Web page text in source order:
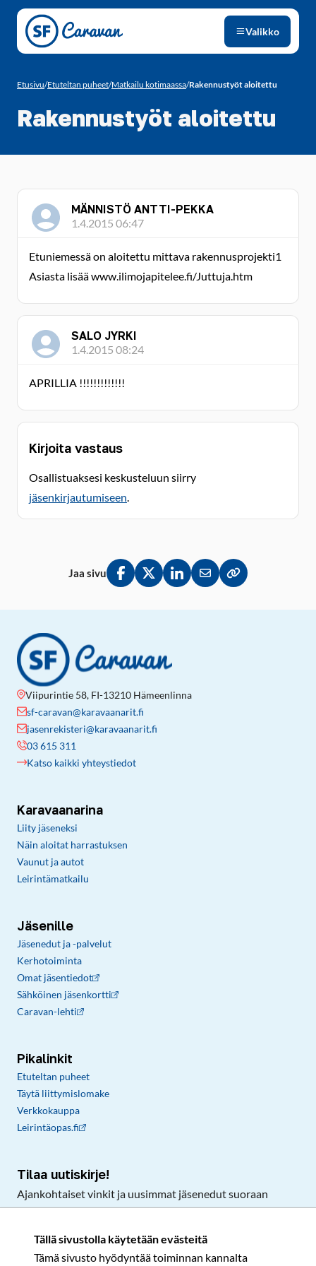
Tällä sivustolla käytetään evästeitä
Tämä sivusto hyödyntää toiminnan kannalta
Siirry sivun sisältöön
Valikko
Etusivu/Etuteltan puheet/Matkailu kotimaassa/Rakennustyöt aloitettu
Rakennustyöt aloitettu
MÄNNISTÖ ANTTI-PEKKA
1.4.2015 06:47
Etuniemessä on aloitettu mittava rakennusprojekti1
Asiasta lisää www.ilimojapitelee.fi/Juttuja.htm
SALO JYRKI
1.4.2015 08:24
APRILLIA !!!!!!!!!!!!!
Kirjoita vastaus
Osallistuaksesi keskusteluun siirry
jäsenkirjautumiseen.
Jaa sivu
Jaa Facebookissa
Jaa Twitterissä
Jaa LinkedInissä
Jaa sähköpostitse
Kopioi linkki
Viipurintie 58, FI-13210 Hämeenlinna
sf-caravan@karavaanarit.fi
jasenrekisteri@karavaanarit.fi
03 615 311
Katso kaikki yhteystiedot
Karavaanarina
Liity jäseneksi
Näin aloitat harrastuksen
Vaunut ja autot
Leirintämatkailu
Jäsenille
Jäsenedut ja -palvelut
Kerhotoiminta
Omat jäsentiedot
Sähköinen jäsenkortti
Caravan-lehti
Pikalinkit
Etuteltan puheet
Täytä liittymislomake
Verkkokauppa
Leirintäopas.fi
Tilaa uutiskirje!
Ajankohtaiset vinkit ja uusimmat jäsenedut suoraan